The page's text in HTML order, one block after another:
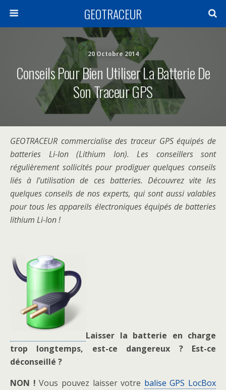
GEOTRACEUR
20 Octobre 2014
Conseils Pour Bien Utiliser La Batterie De
Son Traceur GPS
GEOTRACEUR commercialise des traceur GPS équipés de
batteries Li-Ion (Lithium Ion). Les conseillers sont
régulièrement sollicités pour prodiguer quelques conseils
liés à l’utilisation de ces batteries. Découvrez vite les
quelques conseils de nos experts, qui sont aussi valables
pour tous les appareils électroniques équipés de batteries
lithium Li-Ion !
Laisser la batterie en charge
trop longtemps, est-ce dangereux ? Est-ce
déconseillé ?
NON !Vous pouvez laisser votre balise GPS LocBox